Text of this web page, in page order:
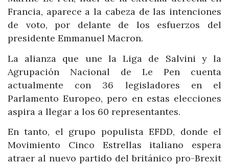
Francia, aparece a la cabeza de las intenciones
de voto, por delante de los esfuerzos del
presidente Emmanuel Macron.
La alianza que une la Liga de Salvini y la
Agrupación Nacional de Le Pen cuenta
actualmente con 36 legisladores en el
Parlamento Europeo, pero en estas elecciones
aspira a llegar a los 60 representantes.
En tanto, el grupo populista EFDD, donde el
Movimiento Cinco Estrellas italiano espera
atraer al nuevo partido del británico pro-Brexit